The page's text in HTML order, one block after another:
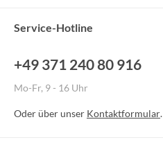
Service-Hotline
+49 371 240 80 916
Mo-Fr, 9 - 16 Uhr
Oder über unser Kontaktformular.